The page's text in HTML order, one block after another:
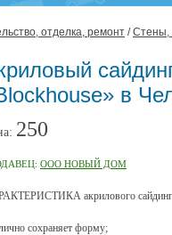
отделка, ремонт /Стены,
в
250
ООО НОВЫЙ ДОМ
акрилового
сохраняет форму;